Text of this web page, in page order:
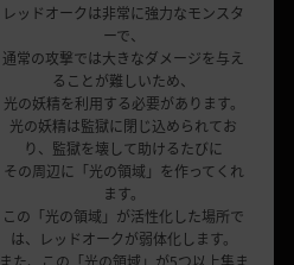
レッドオークは非常に強力なモンスタ
ーで、
通常の攻撃では大きなダメージを与え
ることが難しいため、
光の妖精を利用する必要があります。
光の妖精は監獄に閉じ込められてお
り、監獄を壊して助けるたびに
その周辺に「光の領域」を作ってくれ
ます。
この「光の領域」が活性化した場所で
は、レッドオークが弱体化します。